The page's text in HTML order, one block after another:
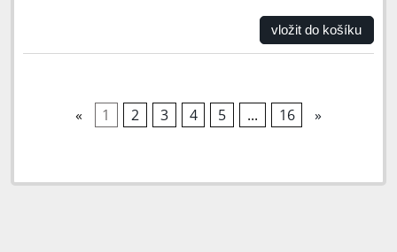
vložit do košíku
« 1 2 3 4 5 ... 16 »